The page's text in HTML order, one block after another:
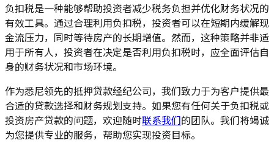
负扣税是一种能够帮助投资者减少税务负担并优化财务状况的
有效工具。通过合理利用负扣税，投资者可以在短期内缓解现
金流压力，同时等待房产的长期增值。然而，这种策略并非适
用于所有人，投资者在决定是否利用负扣税时，应全面评估自
身的财务状况和市场环境。
作为悉尼领先的抵押贷款经纪公司，我们致力于为客户提供最
合适的贷款选择和财务规划支持。如果您有任何关于负扣税或
投资房产贷款的问题，欢迎随时联系我们的团队。我们将竭诚
为您提供专业的服务，帮助您实现投资目标。